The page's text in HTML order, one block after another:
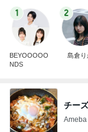
1
BEYOOOOO
NDS
2
島倉り
チー
Ameba